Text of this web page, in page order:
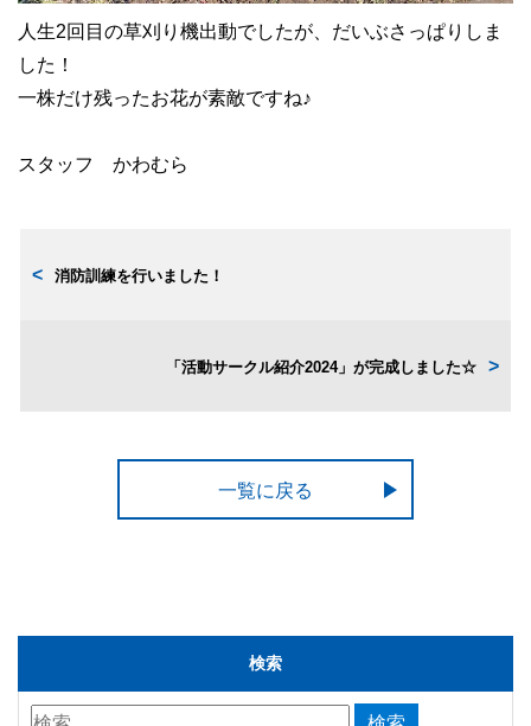
人生2回目の草刈り機出動でしたが、だいぶさっぱりしま
した！
一株だけ残ったお花が素敵ですね♪
スタッフ かわむら
消防訓練を行いました！
「活動サークル紹介2024」が完成しました☆
一覧に戻る
検索